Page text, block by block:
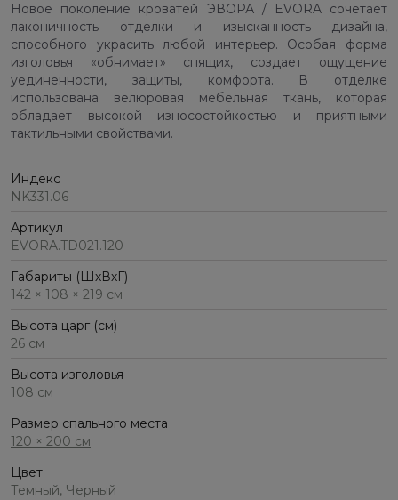
Новое поколение кроватей ЭВОРА / EVORA сочетает
лаконичность отделки и изысканность дизайна,
способного украсить любой интерьер. Особая форма
изголовья «обнимает» спящих, создает ощущение
уединенности, защиты, комфорта. В отделке
использована велюровая мебельная ткань, которая
обладает высокой износостойкостью и приятными
тактильными свойствами.
Индекс
NK331.06
Артикул
EVORA.TD021.120
Габариты (ШхВхГ)
142 × 108 × 219 см
Высота царг (см)
26 см
Высота изголовья
108 см
Размер спального места
120 × 200 см
Цвет
Темный, Черный